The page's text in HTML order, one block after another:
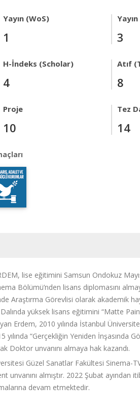
Yayın (WoS)
1 3
H-İndeks (Scholar)
4
Atıf
8
Proje
10
Tez
14
lise eğitimini Samsun Ondokuz
Bölümü’nden lisans diplomasını
Araştırma Görevlisi olarak akademik
yüksek lisans eğitimini “Matte
Erdem, 2010 yılında İstanbul
yılında “Gerçekliğin Yeniden İnşasında
Doktor unvanını almaya hak kazandı.
Güzel Sanatlar Fakültesi Sinema-
unvanını almıştır. 2022 Şubat
devam etmektedir.